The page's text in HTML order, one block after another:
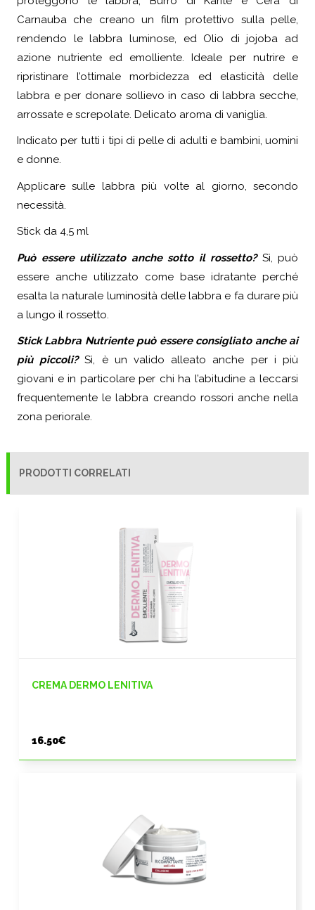
Carnauba che creano un film protettivo sulla pelle,
rendendo le labbra luminose, ed Olio di jojoba ad
azione nutriente ed emolliente. Ideale per nutrire e
ripristinare l’ottimale morbidezza ed elasticità delle
labbra e per donare sollievo in caso di labbra secche,
arrossate e screpolate. Delicato aroma di vaniglia.
Indicato per tutti i tipi di pelle di adulti e bambini, uomini
e donne.
Applicare sulle labbra più volte al giorno, secondo
necessità.
Stick da 4,5 ml
Può essere utilizzato anche sotto il rossetto? Sì, può
essere anche utilizzato come base idratante perché
esalta la naturale luminosità delle labbra e fa durare più
a lungo il rossetto.
Stick Labbra Nutriente può essere consigliato anche ai
più piccoli? Sì, è un valido alleato anche per i più
giovani e in particolare per chi ha l’abitudine a leccarsi
frequentemente le labbra creando rossori anche nella
zona periorale.
PRODOTTI CORRELATI
CREMA DERMO LENITIVA
16.50€